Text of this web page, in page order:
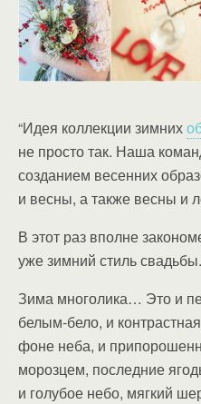
“Идея коллекции зимних
не просто так. Наша
созданием весенних
и весны, а также весны и
В этот раз вполне
уже зимний стиль свадьбы.
Зима многолика… Это и
белым-бело, и
фоне неба, и
морозцем, последние
и голубое небо, мягкий